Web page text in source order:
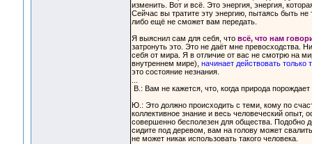
изменить. Вот и всё. Это энергия, энергия,
Сейчас вы тратите эту энергию, пытаясь быть
либо ещё не сможет вам передать.
Я выяснил сам для себя, что всё, что нам
затронуть это. Это не даёт мне превосходства.
себя от мира. Я в отличие от вас не смотрю на
внутреннем мире), начинает действовать только
это состояние незнания.
В.: Вам не кажется, что, когда природа
Ю.: Это должно происходить с теми, кому по
коллективное знание и весь человеческий опыт,
совершенно бесполезен для общества. Подобно
сидите под деревом, вам на голову может
не может никак использовать такого человека.